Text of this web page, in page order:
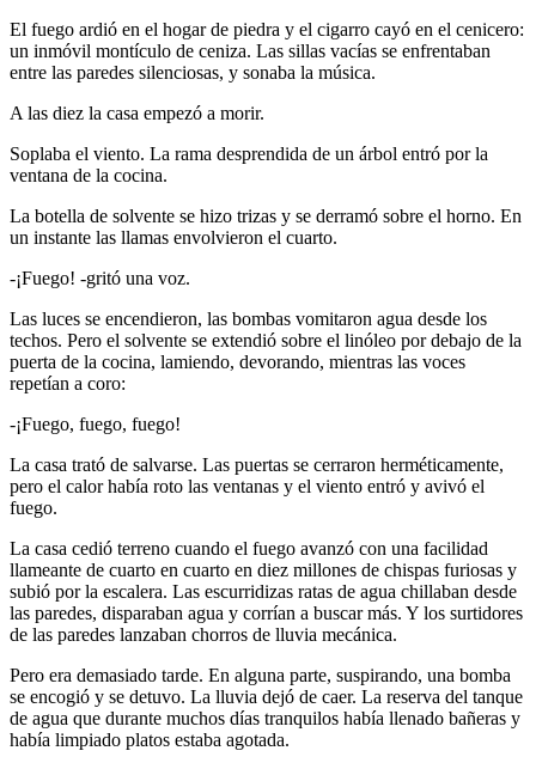
El fuego ardió en el hogar de piedra y el cigarro cayó en el cenicero:
un inmóvil montículo de ceniza. Las sillas vacías se enfrentaban
entre las paredes silenciosas, y sonaba la música.
A las diez la casa empezó a morir.
Soplaba el viento. La rama desprendida de un árbol entró por la
ventana de la cocina.
La botella de solvente se hizo trizas y se derramó sobre el horno. En
un instante las llamas envolvieron el cuarto.
-¡Fuego! -gritó una voz.
Las luces se encendieron, las bombas vomitaron agua desde los
techos. Pero el solvente se extendió sobre el linóleo por debajo de la
puerta de la cocina, lamiendo, devorando, mientras las voces
repetían a coro:
-¡Fuego, fuego, fuego!
La casa trató de salvarse. Las puertas se cerraron herméticamente,
pero el calor había roto las ventanas y el viento entró y avivó el
fuego.
La casa cedió terreno cuando el fuego avanzó con una facilidad
llameante de cuarto en cuarto en diez millones de chispas furiosas y
subió por la escalera. Las escurridizas ratas de agua chillaban desde
las paredes, disparaban agua y corrían a buscar más. Y los surtidores
de las paredes lanzaban chorros de lluvia mecánica.
Pero era demasiado tarde. En alguna parte, suspirando, una bomba
se encogió y se detuvo. La lluvia dejó de caer. La reserva del tanque
de agua que durante muchos días tranquilos había llenado bañeras y
había limpiado platos estaba agotada.